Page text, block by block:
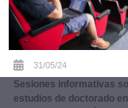
31/05/24
Sesiones informativas
estudios de doctorado